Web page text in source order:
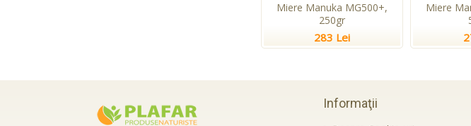
Miere Manuka MG500+,
250gr
283 Lei
Miere
Informaţii